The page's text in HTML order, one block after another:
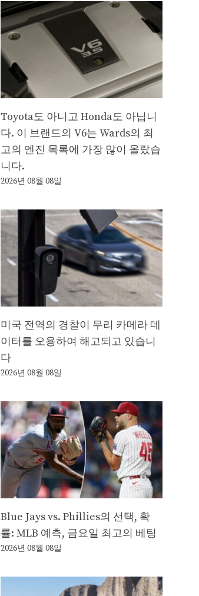
Toyota도 아니고 Honda도 아닙니
다. 이 브랜드의 V6는 Wards의 최
고의 엔진 목록에 가장 많이 올랐습
니다.
2026년 08월 08일
미국 전역의 경찰이 무리 카메라 데
이터를 오용하여 해고되고 있습니
다
2026년 08월 08일
Blue Jays vs. Phillies의 선택, 확
률: MLB 예측, 금요일 최고의 베팅
2026년 08월 08일